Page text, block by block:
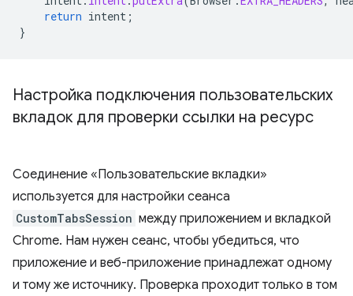
return intent ;
}
Настройка подключения пользовательских
вкладок для проверки ссылки на ресурс
Соединение «Пользовательские вкладки»
используется для настройки сеанса
CustomTabsSession между приложением и вкладкой
Chrome. Нам нужен сеанс, чтобы убедиться, что
приложение и веб-приложение принадлежат одному
и тому же источнику. Проверка проходит только в том